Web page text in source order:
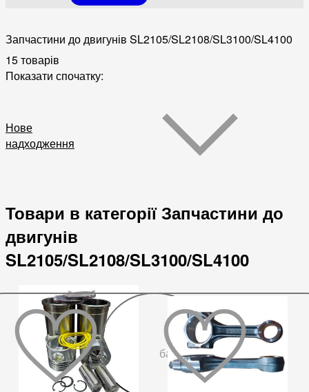
Запчастини до двигунів SL2105/SL2108/SL3100/SL4100
15 товарів
Показати спочатку:
Нове
надходження
Товари в категорії Запчастини до
двигунів
SL2105/SL2108/SL3100/SL4100
До
бажаного